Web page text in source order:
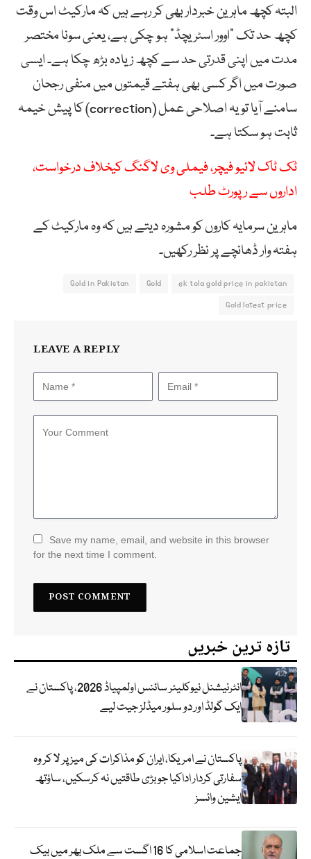
البتہ کچھ ماہرین خبردار بھی کر رہے ہیں کہ مارکیٹ اس وقت
کچھ حد تک “اوور اسٹریچڈ” ہو چکی ہے، یعنی سونا مختصر
مدت میں اپنی قدرتی حد سے کچھ زیادہ بڑھ چکا ہے۔ ایسی
صورت میں اگر کسی بھی ہفتے قیمتوں میں منفی رجحان
سامنے آیا تو یہ اصلاحی عمل (correction) کا پیش خیمہ
ثابت ہو سکتا ہے۔
ٹک ٹاک لائیو فیچر، فیملی وی لاگنگ کیخلاف درخواست،
اداروں سے رپورٹ طلب
ماہرین سرمایہ کاروں کو مشورہ دیتے ہیں کہ وہ مارکیٹ کے
ہفتہ وار ڈھانچے پر نظر رکھیں۔
ek tola gold price in pakistan
Gold
Gold in Pakistan
Gold latest price
LEAVE A REPLY
Save my name, email, and website in this browser
for the next time I comment.
تازہ ترین خبریں
انٹرنیشنل نیوکلیئر سائنس اولمپیاڈ 2026، پاکستان نے
ایک گولڈ اور دو سلور میڈلز جیت لیے
پاکستان نے امریکا، ایران کو مذاکرات کی میز پر لا کر وہ
سفارتی کردار اداکیا جو بڑی طاقتیں نہ کرسکیں، ساؤتھ
ایشین وائسز
جماعت اسلامی کا 16 اگست سے ملک بھر میں بیک